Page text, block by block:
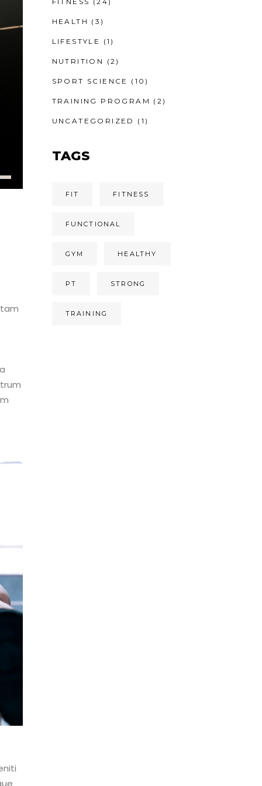
HEALTH (3)
LIFESTYLE (1)
NUTRITION (2)
SPORT SCIENCE (10)
TRAINING PROGRAM (2)
UNCATEGORIZED (1)
TAGS
FIT FITNESS
FUNCTIONAL
GYM HEALTHY
PT STRONG
TRAINING